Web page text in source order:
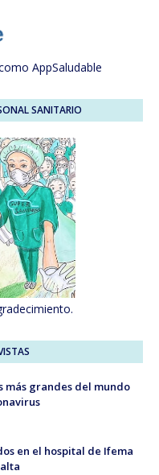
AppSaludable
SANITARIO
más grandes del mundo
en el hospital de Ifema